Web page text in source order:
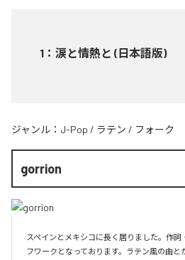
1 ： 涙と情熱と (日本語版)
ジャンル： J-Pop / ラテン / フォーク
gorrion
スペインとメキシコに長く居りました。作詞
フワークとなっております。ラテン風の曲